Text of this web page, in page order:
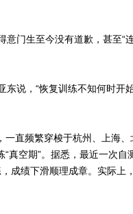
门生至今没有道歉，甚至“
说，“恢复训练不知何时开
直频繁穿梭于杭州、上海、
真空期”。据悉，最近一次自
成绩下滑顺理成章。实际上